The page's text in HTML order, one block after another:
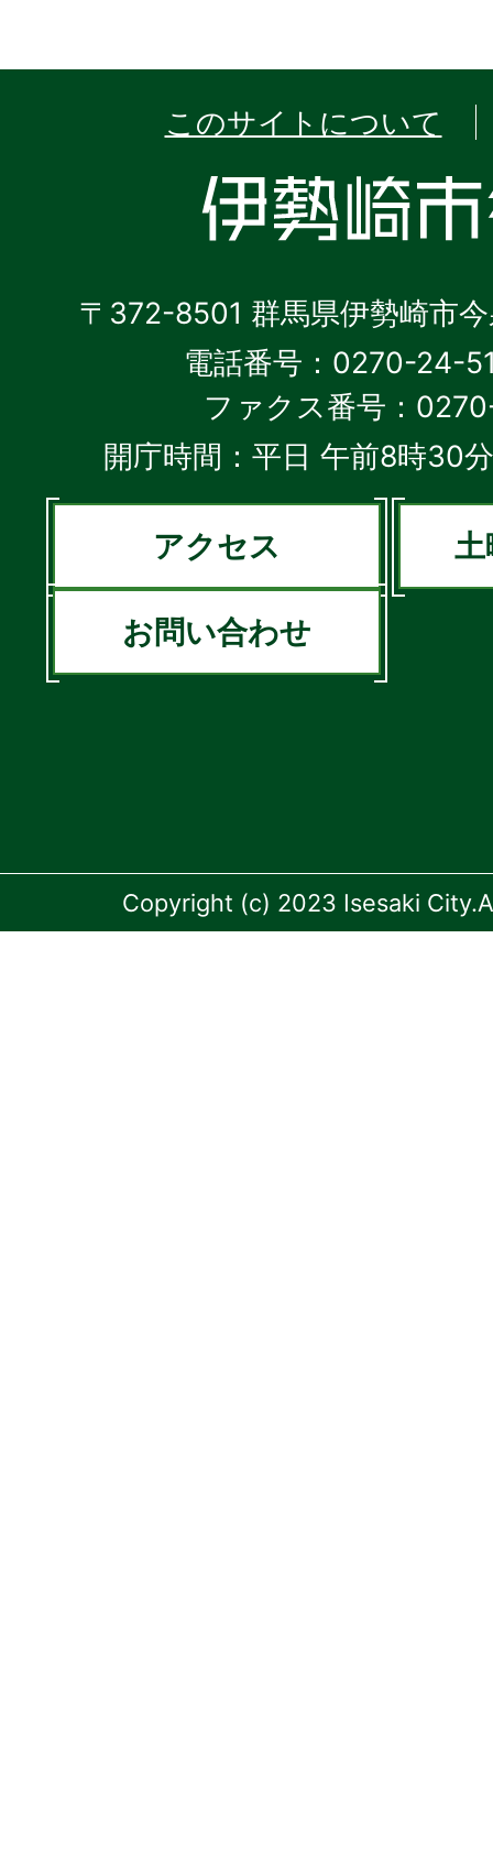
このサイトについて
〒372-8501 群馬県伊勢崎市
電話番号：0270-24-
ファクス番号：
開庁時間：平日 午前8時30
アクセス 土
お問い合わせ
Copyright (c) 2023 Isesaki